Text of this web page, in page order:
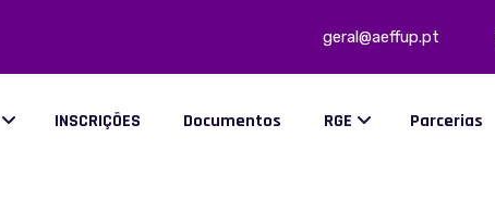
geral@aeffup.pt
INSCRIÇÕES Documentos RGE Parcerias